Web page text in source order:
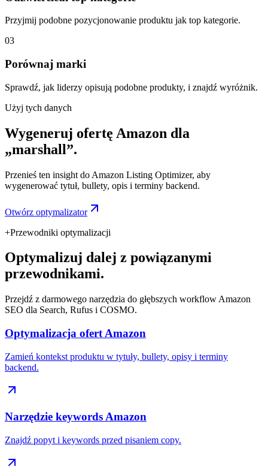
Przyjmij podobne pozycjonowanie produktu jak top kategorie.
03
Porównaj marki
Sprawdź, jak liderzy opisują podobne produkty, i znajdź wyróżnik.
Użyj tych danych
Wygeneruj ofertę Amazon dla
„marshall”.
Przenieś ten insight do Amazon Listing Optimizer, aby
wygenerować tytuł, bullety, opis i terminy backend.
Otwórz optymalizator
+Przewodniki optymalizacji
Optymalizuj dalej z powiązanymi
przewodnikami.
Przejdź z darmowego narzędzia do głębszych workflow Amazon
SEO dla Search, Rufus i COSMO.
Optymalizacja ofert Amazon
Zamień kontekst produktu w tytuły, bullety, opisy i terminy
backend.
Narzędzie keywords Amazon
Znajdź popyt i keywords przed pisaniem copy.